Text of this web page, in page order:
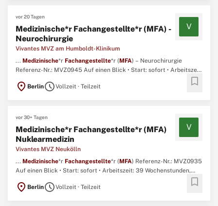
vor 20 Tagen
Medizinische*r Fachangestellte*r (MFA) -
Neurochirurgie
Vivantes MVZ am Humboldt-Klinikum
V
... Medizinische*r Fachangestellte*r (MFA) – Neurochirurgie
Referenz-Nr.: MVZ0945 Auf einen Blick • Start: sofort • Arbeitszeit:
Entgelt: nach Tarifvertrag Vivantes Tochtergesellschaften in
location_on BerlinscheduleVollzeit · Teilzeit bookmark
vor 30+ Tagen
Medizinische*r Fachangestellte*r (MFA)
Nuklearmedizin
Vivantes MVZ Neukölln
V
... Medizinische*r Fachangestellte*r (MFA) Referenz-Nr.: MVZ0935
Auf einen Blick • Start: sofort • Arbeitszeit: 39 Wochenstunden,
Tarifvertrag Vivantes Tochtergesellschaften in Anlehnung an den
location_on BerlinscheduleVollzeit · Teilzeit bookmark